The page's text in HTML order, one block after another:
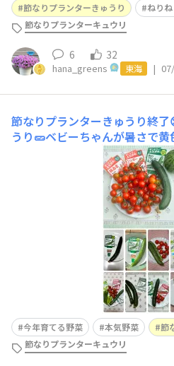
節なりプランターきゅうり
ねり
節なりプランターキュウリ
6 32
hana_greens 東海 |
節なりプランターきゅうり終了
うり🥒ベビーちゃんが暑さで
なりません💦残念ですが今年
の頃は害虫被害が酷くてどう
とか18本収穫することができ
なに美味しかったんだ⁉️と気づ
ました🥒私的には大
今年育てる野菜 本気野菜
節
節なりプランターキュウリ